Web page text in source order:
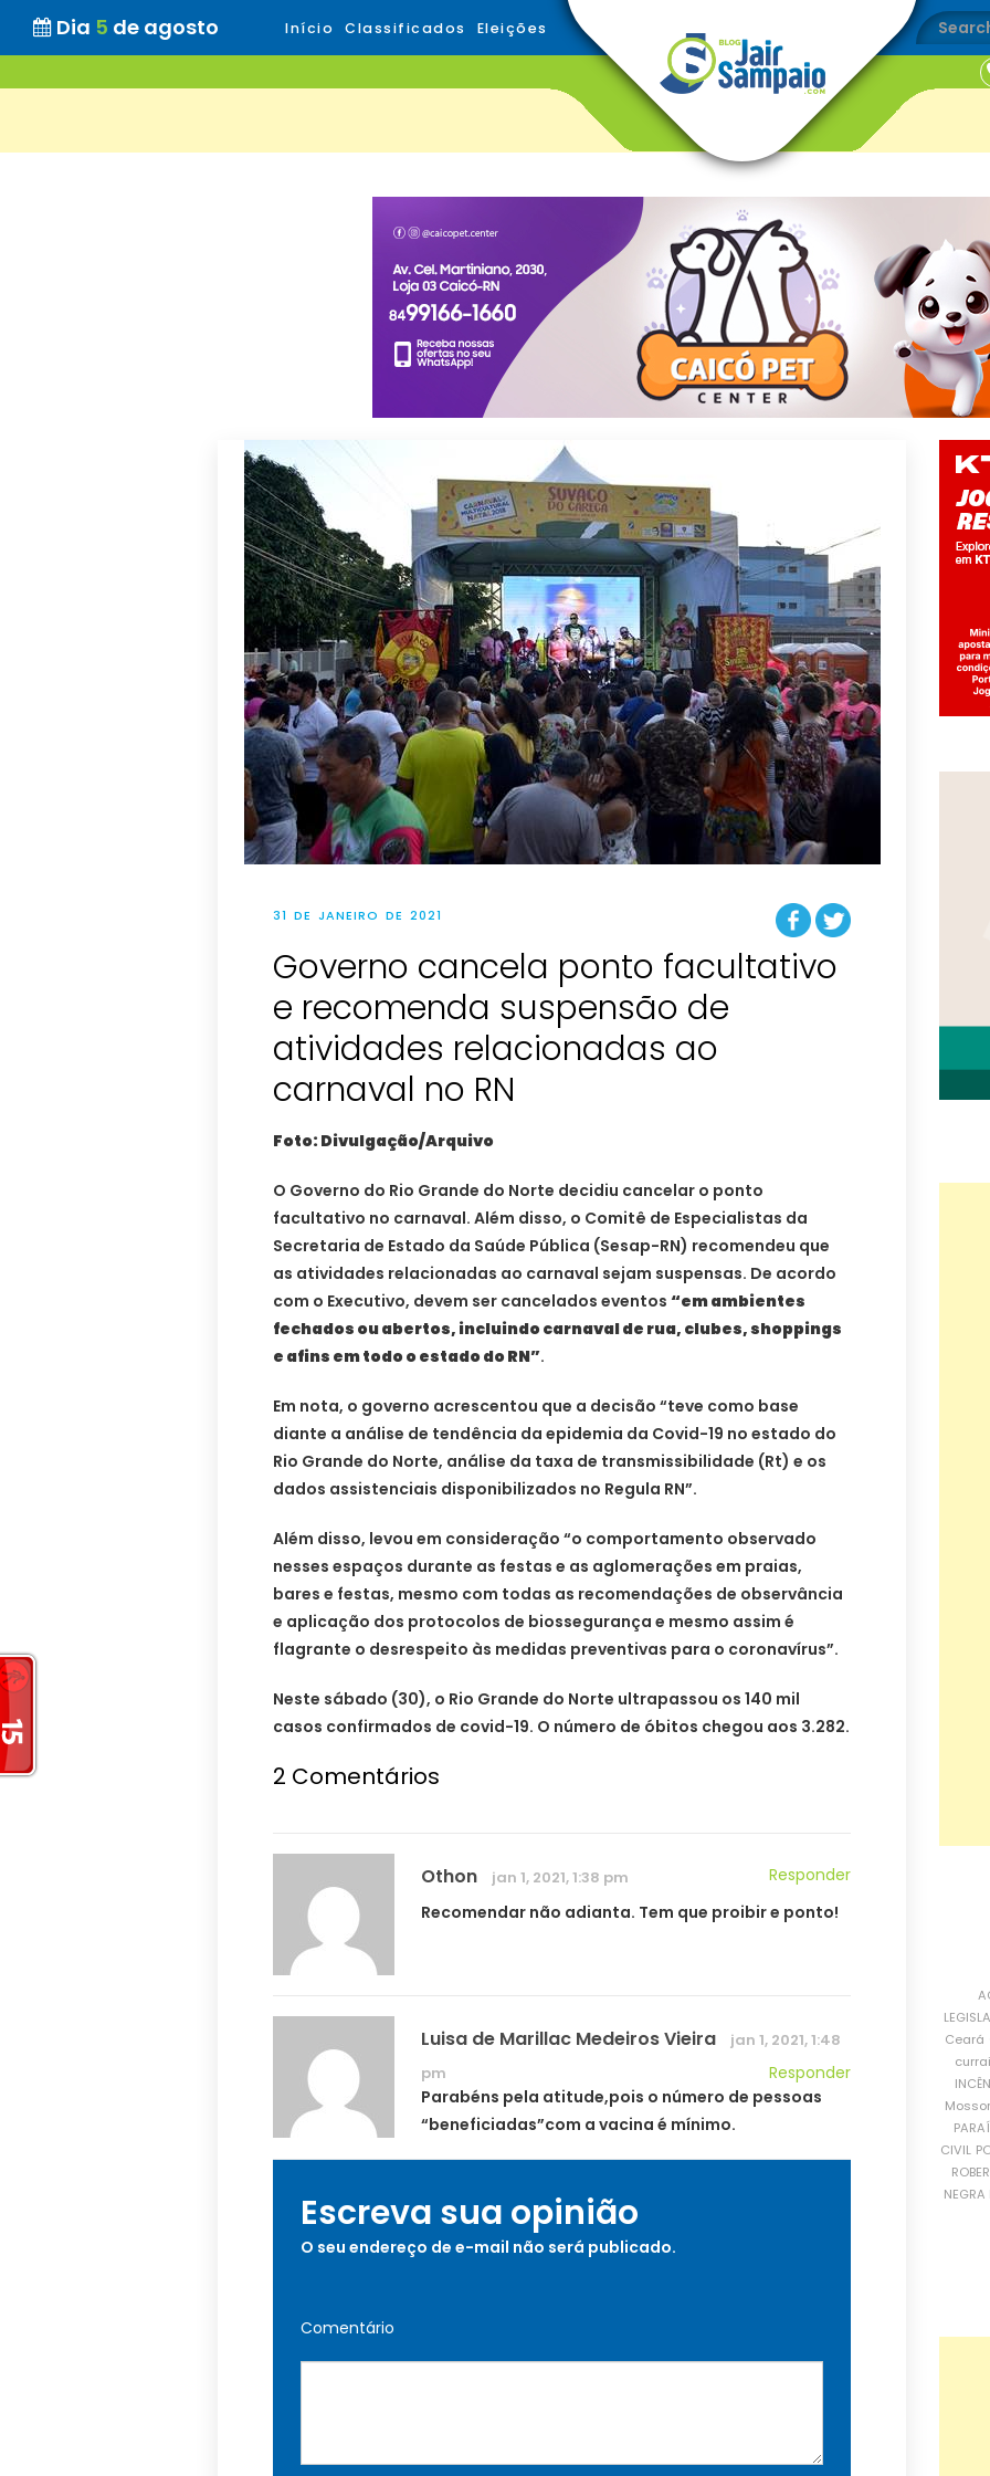
Dia 5 de agosto Início Classificados Eleições
31 DE JANEIRO DE 2021
Governo cancela ponto facultativo
e recomenda suspensão de
atividades relacionadas ao
carnaval no RN
Foto: Divulgação/Arquivo
O Governo do Rio Grande do Norte decidiu cancelar o ponto
facultativo no carnaval. Além disso, o Comitê de Especialistas da
Secretaria de Estado da Saúde Pública (Sesap-RN) recomendeu que
as atividades relacionadas ao carnaval sejam suspensas. De acordo
com o Executivo, devem ser cancelados eventos “em ambientes
fechados ou abertos, incluindo carnaval de rua, clubes, shoppings
e afins em todo o estado do RN”.
Em nota, o governo acrescentou que a decisão “teve como base
diante a análise de tendência da epidemia da Covid-19 no estado do
Rio Grande do Norte, análise da taxa de transmissibilidade (Rt) e os
dados assistenciais disponibilizados no Regula RN”.
Além disso, levou em consideração “o comportamento observado
nesses espaços durante as festas e as aglomerações em praias,
bares e festas, mesmo com todas as recomendações de observância
e aplicação dos protocolos de biossegurança e mesmo assim é
flagrante o desrespeito às medidas preventivas para o coronavírus”.
Neste sábado (30), o Rio Grande do Norte ultrapassou os 140 mil
casos confirmados de covid-19. O número de óbitos chegou aos 3.282.
2 Comentários
Othon jan 1, 2021, 1:38 pm
Responder
Recomendar não adianta. Tem que proibir e ponto!
Luisa de Marillac Medeiros Vieira
jan 1, 2021, 1:48
pm
Responder
Parabéns pela atitude,pois o número de pessoas
“beneficiadas”com a vacina é mínimo.
Escreva sua opinião
O seu endereço de e-mail não será publicado.
Comentário
Ceará
CIVIL
NEGRA